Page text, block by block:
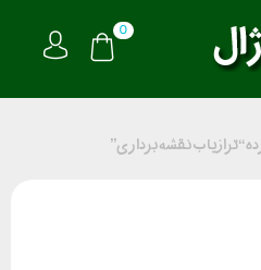
0
نقشه برداری”